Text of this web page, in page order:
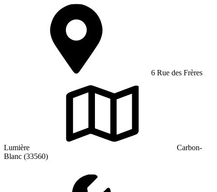
6 Rue des Frères
Lumière
Carbon-
Blanc (33560)